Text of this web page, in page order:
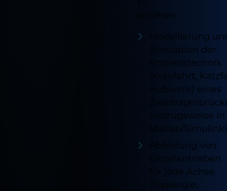
erhöhen.
Modellierung
Simulation der
Antriebstechnik
(Kranfahrt,
Hubwerk) eines
(vorzugsweise in
Matlab/Simulink)
Abbildung von
Einzelantrieben
für jede Achse
(Topologie,